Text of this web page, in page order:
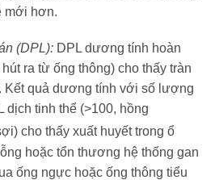
mới hơn.
(DPL): DPL dương tính hoàn
ra từ ống thông) cho thấy tràn
Kết quả dương tính với số lượng
dịch tinh thể (>100, hồng
cho thấy xuất huyết trong ổ
hoặc tổn thương hệ thống gan
ống ngực hoặc ống thông tiểu